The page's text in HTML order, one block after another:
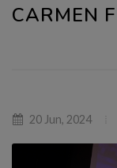
CARMEN
20 Jun, 2024